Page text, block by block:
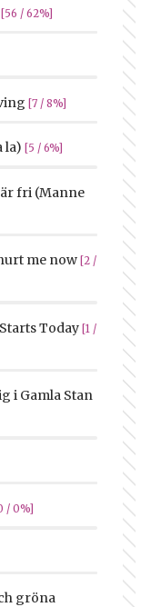
[56 / 62%]
[7 / 8%]
la) [5 / 6%]
fri (Manne
me now [2 /
Today [1 /
i Gamla Stan
/ 0%]
gröna